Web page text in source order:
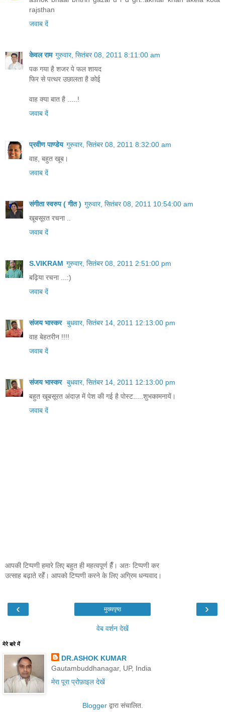
rajsthan
जवाब दें
केवल राम गुरुवार, सितंबर 08, 2011 8:11:00 am
पक गया है शजर पे फल शायद
फिर से पत्थर उछालता है कोई
वाह क्या बात है .....!
जवाब दें
प्रवीण पाण्डेय गुरुवार, सितंबर 08, 2011 8:32:00 am
वाह, बहुत खूब।
जवाब दें
संगीता स्वरुप ( गीत ) गुरुवार, सितंबर 08, 2011 10:54:00 am
खूबसूरत रचना ..
जवाब दें
S.VIKRAM गुरुवार, सितंबर 08, 2011 2:51:00 pm
बढ़िया रचना ...:)
जवाब दें
संजय भास्‍कर बुधवार, सितंबर 14, 2011 12:13:00 pm
वाह बेहतरीन !!!!
जवाब दें
संजय भास्‍कर बुधवार, सितंबर 14, 2011 12:13:00 pm
बहुत खूबसूरत अंदाज़ में पेश की गई है पोस्ट.....शुभकामनायें।
जवाब दें
आपकी टिप्पणी हमारे लिए बहुत ही महत्वपूर्ण हैँ। अतः टिप्पणी कर
उत्साह बढ़ाते रहेँ। आपको टिप्पणी करने के लिए अग्रिम धन्यवाद।
‹ ›
मुख्यपृष्ठ
वेब वर्शन देखें
मेरे बारे में
DR.ASHOK KUMAR
Gautambuddhanagar, UP, India
मेरा पूरा प्रोफ़ाइल देखें
Bloggerद्वारा संचालित.